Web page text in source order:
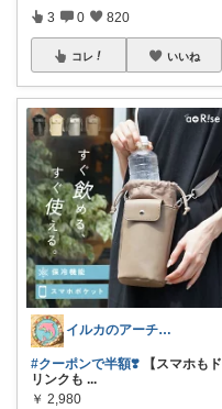
3 0 820
コレ いいね
イルカのアーチ🐬🌈朝コレ
#クーポンで半額❣️ 【スマホもド
リンクも ...
￥ 2,980